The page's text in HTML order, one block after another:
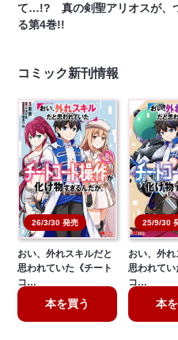
て…!? 真の剣聖アリオスが、
る第4巻!!
コミック新刊情報
26/3/30 発売
おい、外れスキルだと
思われていた《チート
コ…
本を買う
25/9/30
おい、外れ
思われてい
コ…
本